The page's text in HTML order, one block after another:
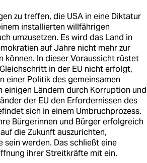
zu treffen, die USA in eine Diktatur
installierten willfährigen
umzusetzen. Es wird das Land in
auf Jahre nicht mehr zur
In dieser Voraussicht rüstet
in der EU nicht erfolgt,
einer Politik des gemeinsamen
Ländern durch Korruption und
der EU den Erfordernissen des
sich in einem Umbruchprozess.
Bürgerinnen und Bürger erfolgreich
die Zukunft auszurichten,
werden. Das schließt eine
ihrer Streitkräfte mit ein.